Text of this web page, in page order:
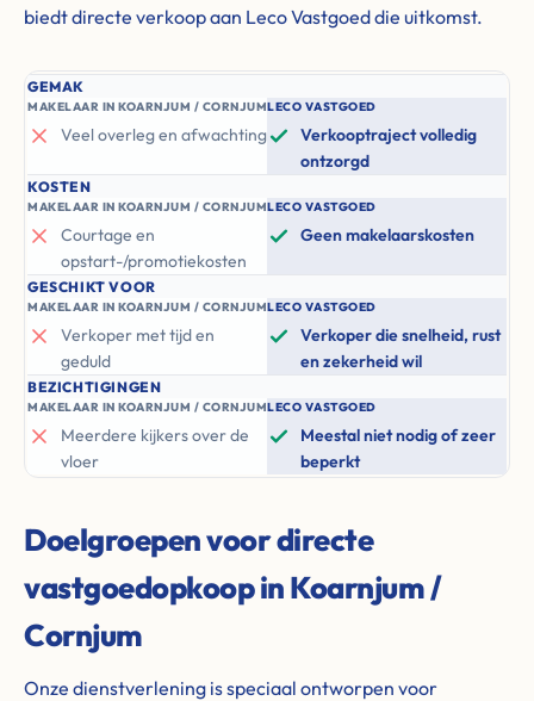
biedt directe verkoop aan Leco Vastgoed die uitkomst.
GEMAK
MAKELAAR IN KOARNJUM / CORNJUM
Veel overleg en afwachting
LECO VASTGOED
Verkooptraject volledig
ontzorgd
KOSTEN
MAKELAAR IN KOARNJUM / CORNJUM
Courtage en
opstart-/promotiekosten
LECO VASTGOED
Geen makelaarskosten
GESCHIKT VOOR
MAKELAAR IN KOARNJUM / CORNJUM
Verkoper met tijd en
geduld
LECO VASTGOED
Verkoper die snelheid, rust
en zekerheid wil
BEZICHTIGINGEN
MAKELAAR IN KOARNJUM / CORNJUM
Meerdere kijkers over de
vloer
LECO VASTGOED
Meestal niet nodig of zeer
beperkt
Doelgroepen voor directe
vastgoedopkoop in Koarnjum /
Cornjum
Onze dienstverlening is speciaal ontworpen voor